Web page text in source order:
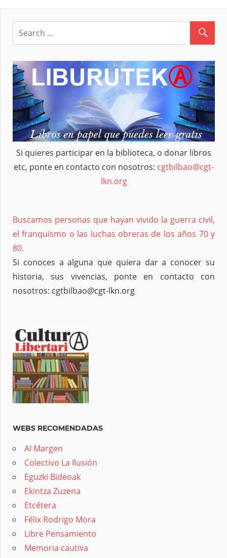
entradas
Si quieres participar en la biblioteca, o donar libros
etc, ponte en contacto con nosotros: cgtbilbao@cgt-
lkn.org
Buscamos personas que hayan vivido la guerra civil,
el franquismo o las luchas obreras de los años 70 y
80.
Si conoces a alguna que quiera dar a conocer su
historia, sus vivencias, ponte en contacto con
nosotros: cgtbilbao@cgt-lkn.org
WEBS RECOMENDADAS
Al Margen
Colectivo La Ilusión
Eguzki Bideoak
Ekintza Zuzena
Etcétera
Félix Rodrigo Mora
Libre Pensamiento
Memoria cautiva